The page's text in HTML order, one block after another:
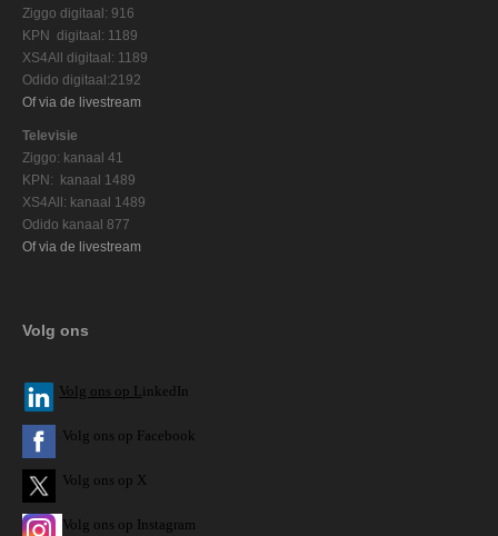
Ziggo digitaal: 916
KPN digitaal: 1189
XS4All digitaal: 1189
Odido digitaal:2192
Of via de livestream
Televisie
Ziggo: kanaal 41
KPN: kanaal 1489
XS4All: kanaal 1489
Odido kanaal 877
Of via de livestream
Volg ons
Volg ons op L inkedIn
Volg ons op Facebook
Volg ons op X
Volg ons op Instagram